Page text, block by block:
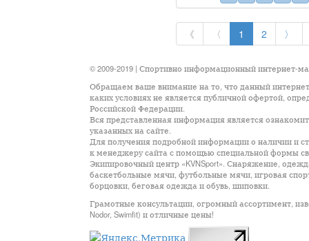
《 〈 1 2 〉
© 2009-2019 | Спортивно информационный интернет-
Обращаем ваше внимание на то, что данный
каких условиях не является публичной офертой,
Российской Федерации.
Вся представленная информация является
указанных на сайте.
Для получения подробной информации о наличии и
к менеджеру сайта с помощью специальной формы
Экипировочный центр «KVNSport». Снаряжение,
баскетбольные мячи, футбольные мячи, игровая
борцовки, беговая одежда и обувь, шиповки.
Грамотные консультации, огромный ассортимент,
Nodor, Swimfit) и отличные цены!